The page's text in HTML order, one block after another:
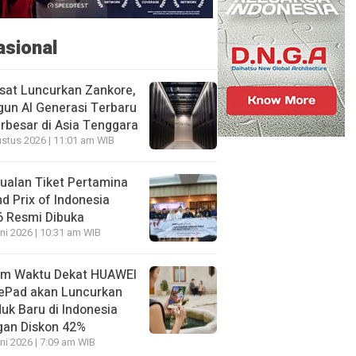
Luncurkan Zankore,
AI Generasi Terbaru
di Asia Tenggara
2026 | 11:01 am WIB
Tiket Pertamina
Prix of Indonesia
Resmi Dibuka
2026 | 10:31 am WIB
Waktu Dekat HUAWEI
akan Luncurkan
Baru di Indonesia
Diskon 42%
2026 | 7:09 am WIB